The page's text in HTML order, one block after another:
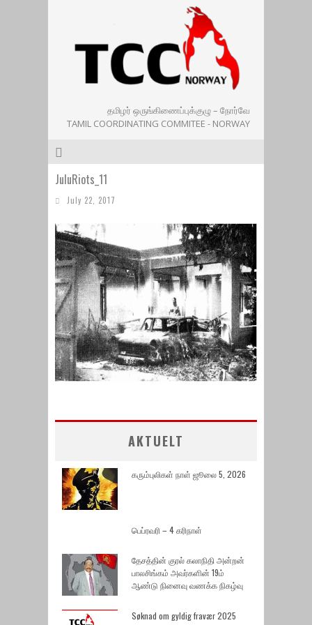
தமிழர் ஒருங்கிணைப்புக்குழு – நோர்வே
TAMIL COORDINATING COMMITEE - NORWAY
JuluRiots_11
July 22, 2017
AKTUELT
கரும்புலிகள் நாள் ஜூலை 5, 2026
பெப்ரவரி – 4 கரிநாள்
தேசத்தின் குரல் கலாநிதி அன்றன்
பாலசிங்கம் அவர்களின் 19ம்
ஆண்டு நினைவு வணக்க நிகழ்வு
Søknad om gyldig fravær 2025